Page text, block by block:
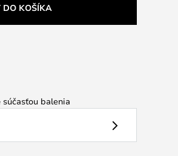
DO KOŠÍKA
súčasťou balenia